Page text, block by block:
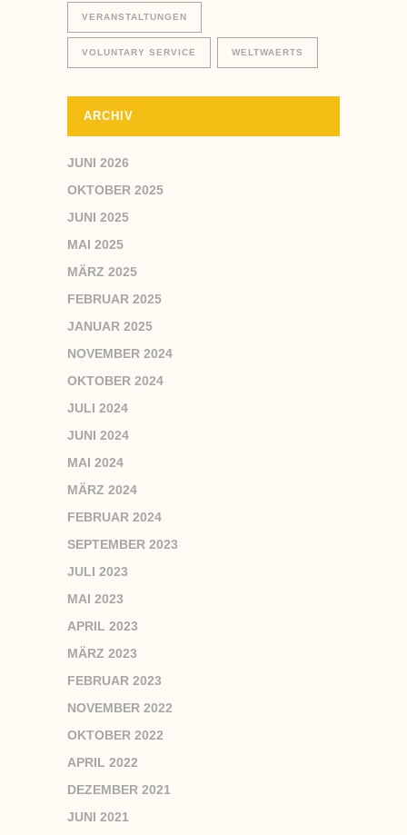
VERANSTALTUNGEN
VOLUNTARY SERVICE WELTWAERTS
ARCHIV
JUNI 2026
OKTOBER 2025
JUNI 2025
MAI 2025
MÄRZ 2025
FEBRUAR 2025
JANUAR 2025
NOVEMBER 2024
OKTOBER 2024
JULI 2024
JUNI 2024
MAI 2024
MÄRZ 2024
FEBRUAR 2024
SEPTEMBER 2023
JULI 2023
MAI 2023
APRIL 2023
MÄRZ 2023
FEBRUAR 2023
NOVEMBER 2022
OKTOBER 2022
APRIL 2022
DEZEMBER 2021
JUNI 2021